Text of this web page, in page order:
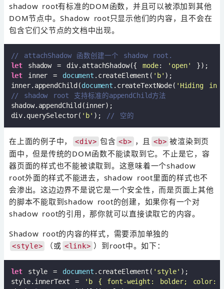
shadow root有标准的DOM函数，并且可以被添加到其他
DOM节点中。Shadow root只显示他们的内容，且不会在
包含它们父节点的文档中出现。
// attachShadow 函数创建一个 shadow root.
let shadow = div.attachShadow({ mode: 'open'
let inner = document .createElement( 'b' );
inner.appendChild(document .createTextNode( 'Hiding in
// shadow root 支持标准的appendChild方法
shadow.appendChild(inner);
div.querySelector( 'b' ); // 空的
在上面的例子中， <div> 包含 <b> ，且 <b> 被渲染到页
面中，但是传统的DOM函数不能读取到它。不止是它，容
器页面的样式也不能被读取到。这意味着一个shadow
root外面的样式不能进去，shadow root里面的样式也不
会渗出。这边边界不是说它是一个安全性，而是页面上其他
的脚本不能取到shadow root的创建，如果你有一个对
shadow root的引用，那你就可以直接读取它的内容。
Shadow root的内容的样式，需要添加单独的
<style> （或 <link> ）到root中。如下：
let style = document .createElement( 'style' );
style.innerText =
'b { font-weight: bolder; color: